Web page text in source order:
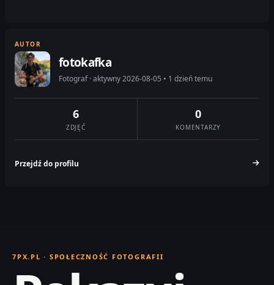
AUTOR
fotokafka
Fotograf · aktywny 2026-08-05 • 1 dzień temu
6
ZDJĘĆ
0
KOMENTARZY
Przejdź do profilu
7PX.PL · SPOŁECZNOŚĆ FOTOGRAFII